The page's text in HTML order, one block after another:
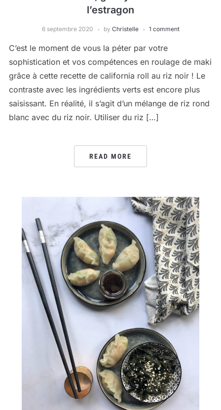
l’estragon
6 septembre 2020 by Christelle 1 comment
C’est le moment de vous la péter par votre
sophistication et vos compétences en roulage de maki
grâce à cette recette de california roll au riz noir ! Le
contraste avec les ingrédients verts est encore plus
saisissant. En réalité, il s’agit d’un mélange de riz rond
blanc avec du riz noir. Utiliser du riz […]
READ MORE